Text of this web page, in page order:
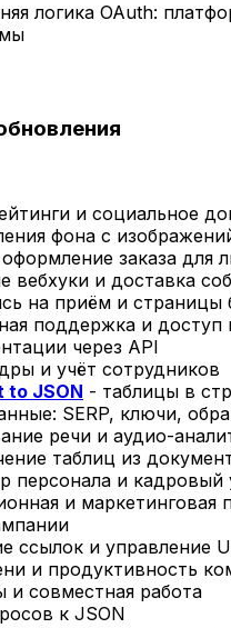
логика OAuth:
и социальное
фона с
заказа для
вебхуки и доставка
на приём и страницы
поддержка и доступ
через API
и учёт сотрудников
to JSON - таблицы в
SERP, ключи,
речи и аудио-
таблиц из
персонала и кадровый
и маркетинговая
ссылок и управление
и продуктивность
и совместная работа
к JSON